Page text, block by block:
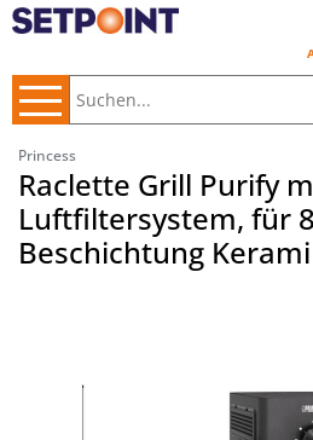
Princess
Raclette Grill Purify
Luftfiltersystem, für
Beschichtung